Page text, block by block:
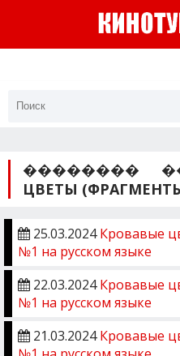
��������
ЦВЕТЫ
25.03.2024Кровавые
№1 на русском языке
22.03.2024Кровавые
№1 на русском языке
21.03.2024Кровавые